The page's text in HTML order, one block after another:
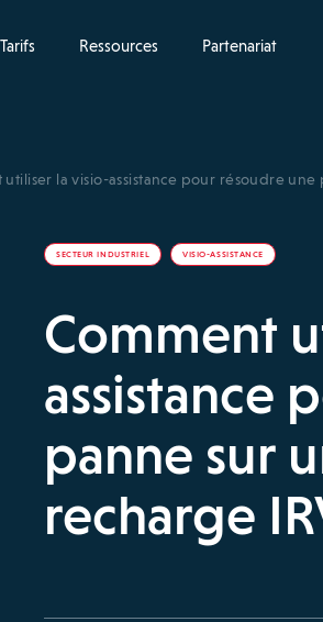
Tarifs Ressources Partenariat
utiliser la visio-assistance pour résoudre
SECTEUR INDUSTRIEL VISIO-ASSISTANCE
Comment
assistance
panne sur
recharge